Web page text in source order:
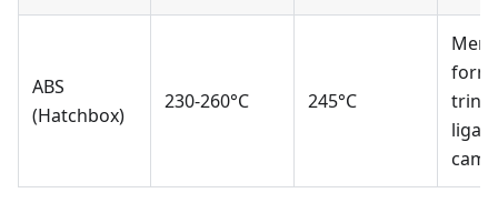
ABS
(Hatchbox)
230-260°C 245°C